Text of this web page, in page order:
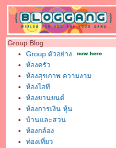
Group Blog
Group ตัวอย่าง
ห้องครัว
ห้องสุขภาพ ความงาม
ห้องไอที
ห้องยานยนต์
ห้องการเงิน หุ้น
บ้านและสวน
ห้องกล้อง
ท่องเที่ยว